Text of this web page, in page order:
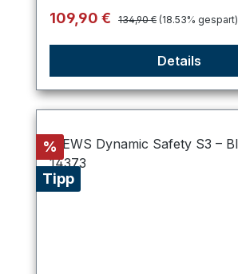
Verkaufspreis:
109,90 € Regulärer Preis:
134,90 € (18.53% gespart)
Details
Rabatt
%
Tipp